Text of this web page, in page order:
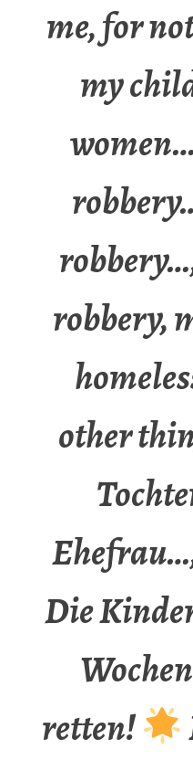
me, for
my
robbery,
other
Die
retten!